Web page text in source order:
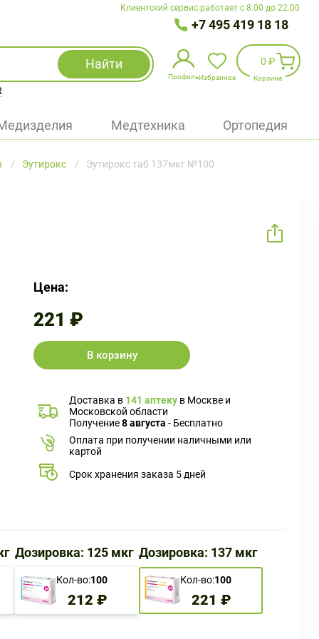
Клиентский сервис работает с 8.00 до 22.00
+7 495 419 18 18
Найти
Профиль
Избранное
Войти
Избранное
0 ₽
Корзина
Медтехника Ортопедия
Эутирокс Эутирокс таб 137мкг №100
Цена:
221 ₽
В корзину
Доставка в 141 аптеку в Москве и
Московской области
Получение8 августа - Бесплатно
Оплата при получении наличными или
картой
Срок хранения заказа 5 дней
Дозировка: 125 мкг
Кол-во:100
212 ₽
Дозировка: 137 мкг
Кол-во:100
221 ₽